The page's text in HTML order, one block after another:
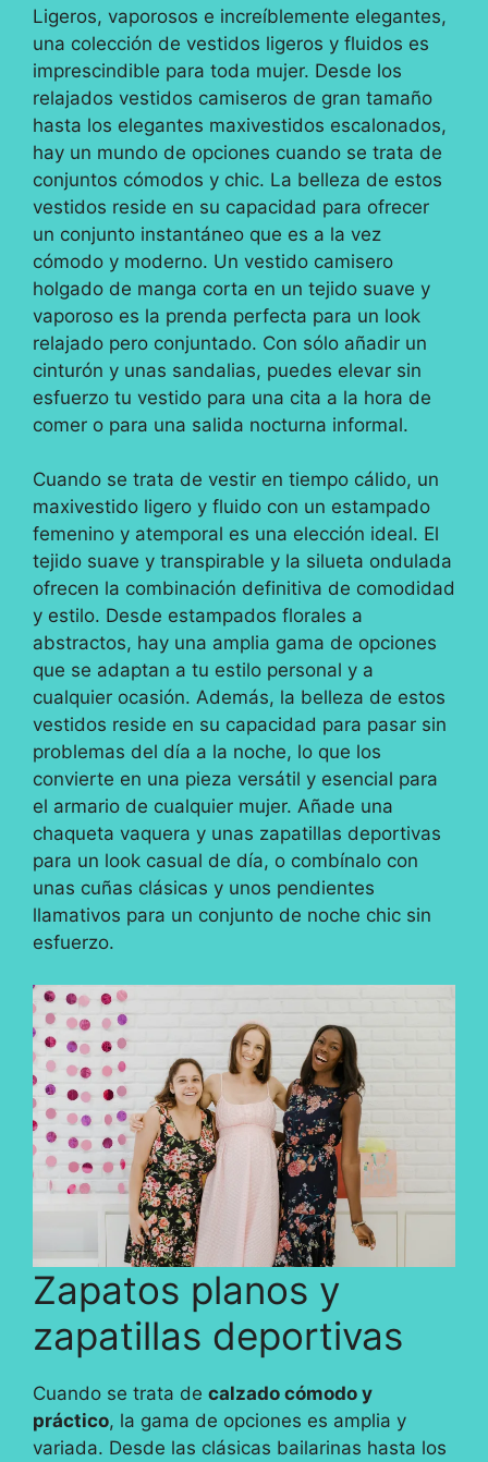
Ligeros, vaporosos e increíblemente elegantes,
una colección de vestidos ligeros y fluidos es
imprescindible para toda mujer. Desde los
relajados vestidos camiseros de gran tamaño
hasta los elegantes maxivestidos escalonados,
hay un mundo de opciones cuando se trata de
conjuntos cómodos y chic. La belleza de estos
vestidos reside en su capacidad para ofrecer
un conjunto instantáneo que es a la vez
cómodo y moderno. Un vestido camisero
holgado de manga corta en un tejido suave y
vaporoso es la prenda perfecta para un look
relajado pero conjuntado. Con sólo añadir un
cinturón y unas sandalias, puedes elevar sin
esfuerzo tu vestido para una cita a la hora de
comer o para una salida nocturna informal.
Cuando se trata de vestir en tiempo cálido, un
maxivestido ligero y fluido con un estampado
femenino y atemporal es una elección ideal. El
tejido suave y transpirable y la silueta ondulada
ofrecen la combinación definitiva de comodidad
y estilo. Desde estampados florales a
abstractos, hay una amplia gama de opciones
que se adaptan a tu estilo personal y a
cualquier ocasión. Además, la belleza de estos
vestidos reside en su capacidad para pasar sin
problemas del día a la noche, lo que los
convierte en una pieza versátil y esencial para
el armario de cualquier mujer. Añade una
chaqueta vaquera y unas zapatillas deportivas
para un look casual de día, o combínalo con
unas cuñas clásicas y unos pendientes
llamativos para un conjunto de noche chic sin
esfuerzo.
Zapatos planos y
zapatillas deportivas
Cuando se trata de calzado cómodo y
práctico, la gama de opciones es amplia y
variada. Desde las clásicas bailarinas hasta los